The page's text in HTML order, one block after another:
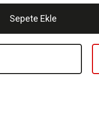
Sepete Ekle